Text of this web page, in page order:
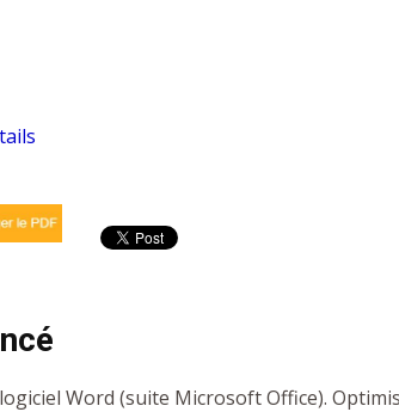
Word (suite Microsoft Office).